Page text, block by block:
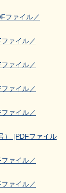
ファイル／
ァイル／
ァイル／
ァイル／
ァイル／
） [PDFファイル
ァイル／
ァイル／